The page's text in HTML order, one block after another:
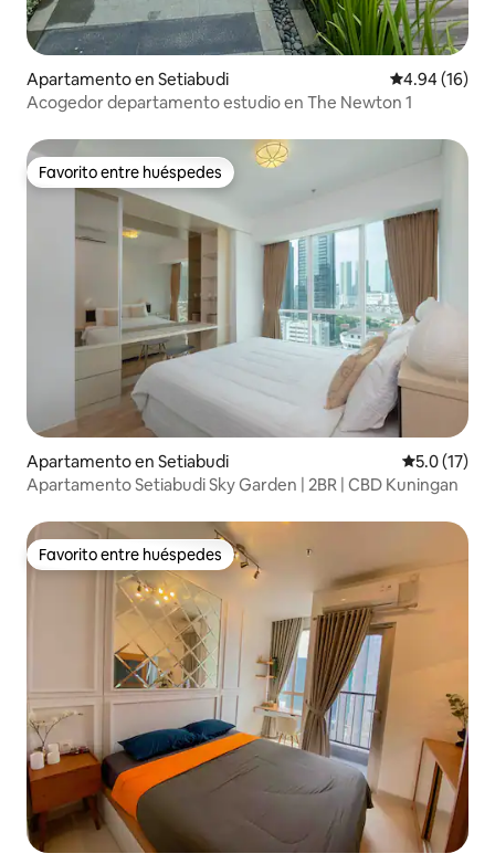
Apartamento en Setiabudi Calificación
4.94 (16)
Acogedor departamento estudio en The Newton 1
Favorito entre huéspedes
Favorito entre huéspedes
Apartamento en Setiabudi Calificación
5.0 (17)
Apartamento Setiabudi Sky Garden | 2BR | CBD Kuningan
Favorito entre huéspedes
Favorito entre huéspedes